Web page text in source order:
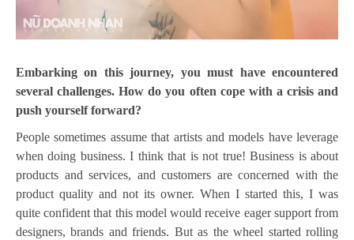
Embarking on this journey, you must have encountered
several challenges. How do you often cope with a crisis and
push yourself forward?
People sometimes assume that artists and models have leverage
when doing business. I think that is not true! Business is about
products and services, and customers are concerned with the
product quality and not its owner. When I started this, I was
quite confident that this model would receive eager support from
designers, brands and friends. But as the wheel started rolling